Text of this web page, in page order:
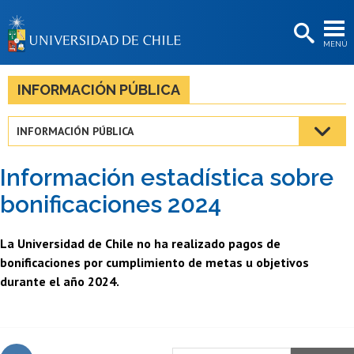
MENÚ
BIBLIOTECAS
LA UNIVERSIDAD
Estudiantes
Académicas/os
Funcionarias/os
Egresadas/os
INFORMACIÓN PÚBLICA
INFORMACIÓN PÚBLICA
Información estadística sobre
bonificaciones 2024
La Universidad de Chile no ha realizado pagos de
bonificaciones por cumplimiento de metas u objetivos
durante el año 2024.